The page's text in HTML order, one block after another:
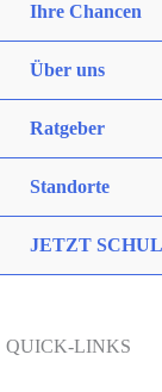
Ihre Chancen
Über uns
Ratgeber
Standorte
JETZT
QUICK-LINKS